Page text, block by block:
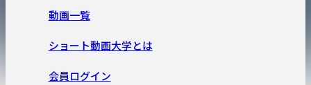
動画一覧
ショート動画大学とは
会員ログイン